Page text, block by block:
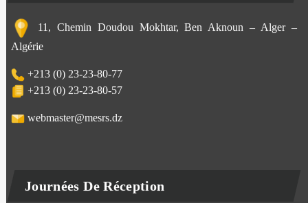
11, Chemin Doudou Mokhtar, Ben Aknoun – Alger –
Algérie
+213 (0) 23-23-80-77
+213 (0) 23-23-80-57
webmaster@mesrs.dz
Journées De Réception